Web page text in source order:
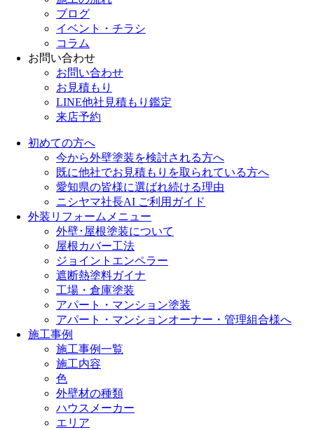
ブログ
イベント・チラシ
コラム
お問い合わせ
お問い合わせ
お見積もり
LINE他社見積もり鑑定
来店予約
初めての方へ
今から外壁塗装を検討される方へ
既に他社でお見積もりを取られている方へ
愛知県の皆様に選ばれ続ける理由
ニシヤマ社長AI ご利用ガイド
外装リフォームメニュー
外壁･屋根塗装について
屋根カバー工法
ジョイントエンペラー
遮断熱塗料ガイナ
工場・倉庫塗装
アパート・マンション塗装
アパート・マンションオーナー・管理組合様へ
施工事例
施工事例一覧
施工内容
色
外壁材の種類
ハウスメーカー
エリア